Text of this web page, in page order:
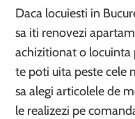
Daca locuiesti in
sa iti renovezi
achizitionat o locuinta
te poti uita peste cele
sa alegi articolele de
le realizezi pe